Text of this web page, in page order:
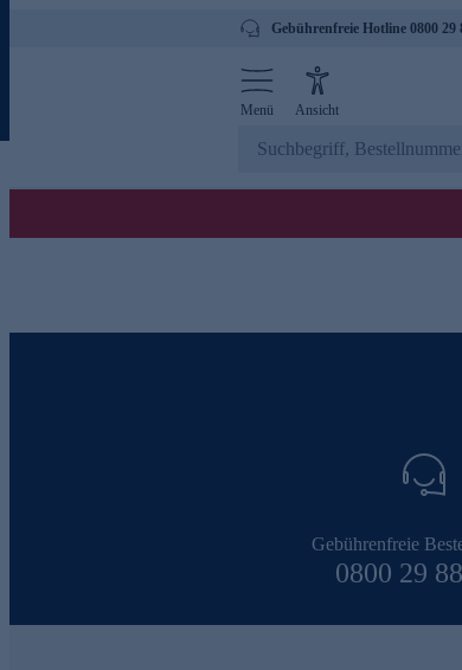
Gebührenfreie Hotline 0800 29
Menü Ansicht
Gebührenfreie
0800 29